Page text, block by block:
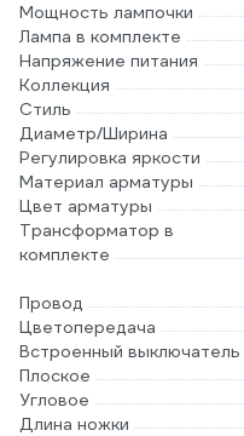
Мощность лампочки
Лампа в комплекте
Напряжение питания
Коллекция
Стиль
Диаметр/Ширина
Регулировка яркости
Материал арматуры
Цвет арматуры
Трансформатор в
комплекте
Провод
Цветопередача
Встроенный выключатель
Плоское
Угловое
Длина ножки